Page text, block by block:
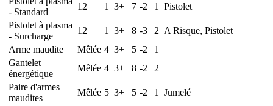
- Standard
12 1 3+ 7 -2 1
Pistolet
Pistolet à plasma
- Surcharge
12 1 3+ 8 -3 2 A Risque, Pistolet
Arme maudite
Mêlée 4 3+ 5 -2
1
Gantelet
énergétique
Mêlée 4 3+ 8 -2
2
Paire d'armes
maudites
Mêlée 5 3+ 5 -2 1 Jumelé